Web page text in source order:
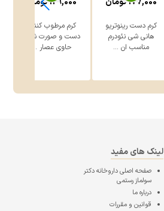
کرم دست رینوتریو
هانی شی نئودرم
مناسب ان ...
کرم مرطوب کننده
دست و صورت شون
حاوی عصار ...
لینک های مفید
صفحه اصلیداروخانه دکتر
سولماز رستمی
درباره ما
قوانین و مقررات